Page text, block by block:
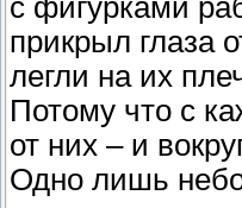
прикрыл глаза
легли на их
Потому что с
от них – и
Одно лишь